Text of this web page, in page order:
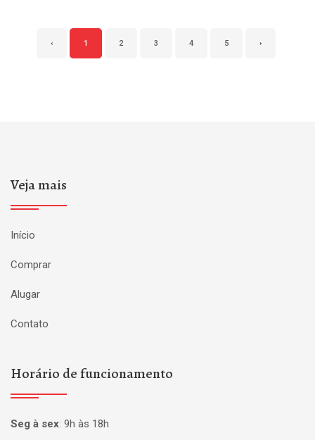
‹ 1 2 3 4 5 ›
Veja mais
Início
Comprar
Alugar
Contato
Horário de funcionamento
Seg à sex: 9h às 18h